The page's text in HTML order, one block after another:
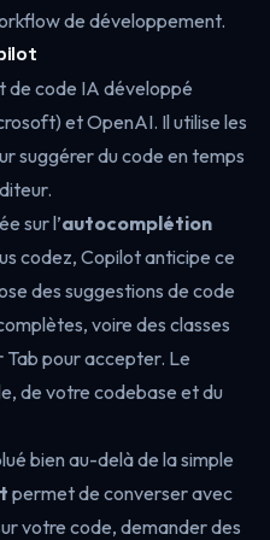
de développement.
de code IA développé
et OpenAI. Il utilise les
suggérer du code en temps
sur l’autocomplétion
codez, Copilot anticipe ce
des suggestions de code
voire des classes
Tab pour accepter. Le
de votre codebase et du
bien au-delà de la simple
permet de converser avec
votre code, demander des